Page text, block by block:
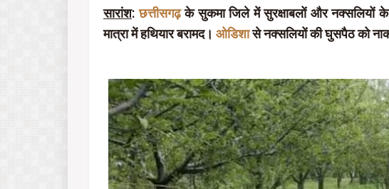
सारांश:छत्तीसगढ़के सुकमा जिले में सुरक्षाबलों और नक्सलियों
मात्रा में हथियार बरामद। ओडिशासे नक्सलियों की घुसपैठ को